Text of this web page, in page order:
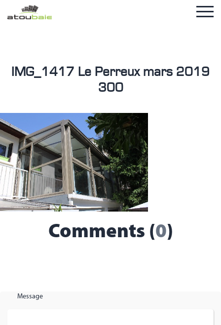
IMG_1417 Le Perreux mars 2019
300
Comments (0)
Message